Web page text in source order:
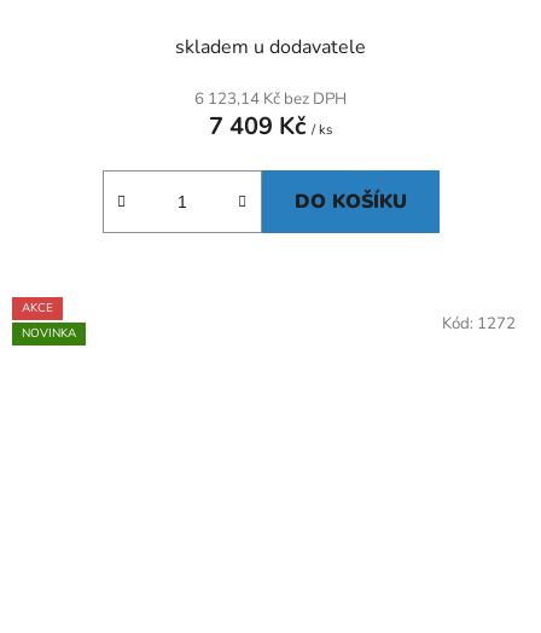
skladem u dodavatele
6 123,14 Kč bez DPH
7 409 Kč / ks
DO KOŠÍKU
AKCE
NOVINKA
Kód: 1272